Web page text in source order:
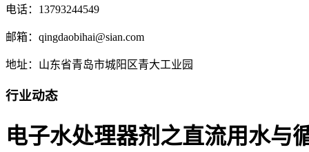
电话：13793244549
邮箱：qingdaobihai@sian.com
地址：山东省青岛市城阳区青大工业园
行业动态
电子水处理器剂之直流用水与